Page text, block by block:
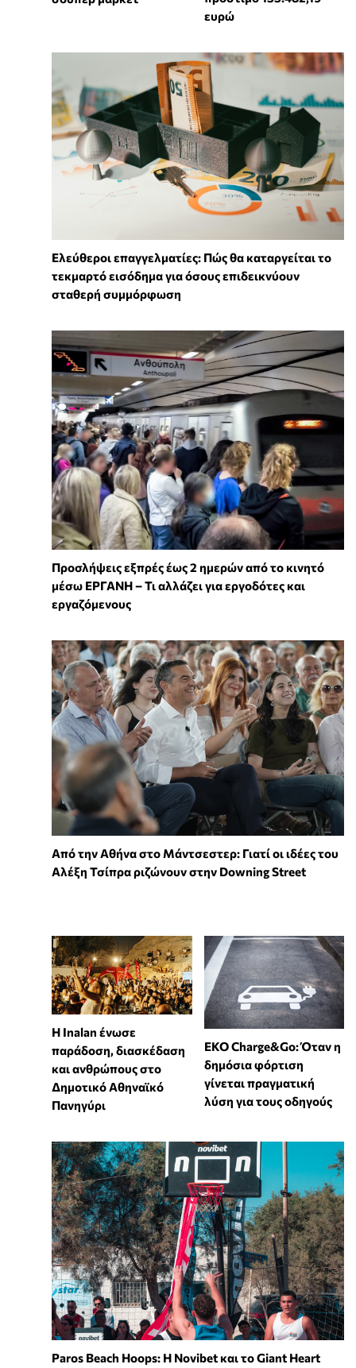
ευρώ
Ελεύθεροι επαγγελματίες: Πώς θα καταργείται το
τεκμαρτό εισόδημα για όσους επιδεικνύουν
σταθερή συμμόρφωση
Προσλήψεις εξπρές έως 2 ημερών από το κινητό
μέσω ΕΡΓΑΝΗ – Τι αλλάζει για εργοδότες και
εργαζόμενους
Από την Αθήνα στο Μάντσεστερ: Γιατί οι ιδέες του
Αλέξη Τσίπρα ριζώνουν στην Downing Street
Η Inalan ένωσε
παράδοση, διασκέδαση
και ανθρώπους στο
Δημοτικό Αθηναϊκό
Πανηγύρι
EKO Charge&Go: Όταν η
δημόσια φόρτιση
γίνεται πραγματική
λύση για τους οδηγούς
Paros Beach Hoops: Η Novibet και το Giant Heart